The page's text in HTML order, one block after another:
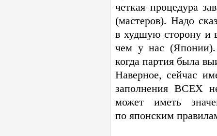
четкая процедура
(мастеров). Надо
в худшую сторону и
чем у нас (Японии).
когда партия была
Наверное, сейчас
заполнения ВСЕХ
может иметь
по японским